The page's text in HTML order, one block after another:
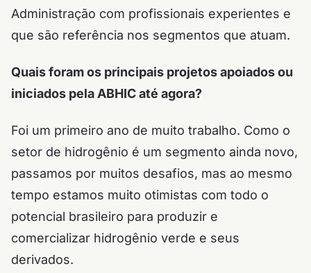
Administração com profissionais experientes e
que são referência nos segmentos que atuam.
Quais foram os principais projetos apoiados ou
iniciados pela ABHIC até agora?
Foi um primeiro ano de muito trabalho. Como o
setor de hidrogênio é um segmento ainda novo,
passamos por muitos desafios, mas ao mesmo
tempo estamos muito otimistas com todo o
potencial brasileiro para produzir e
comercializar hidrogênio verde e seus
derivados.